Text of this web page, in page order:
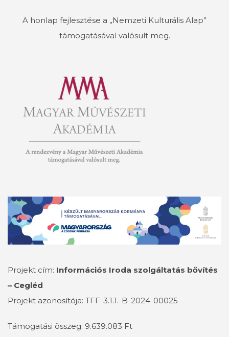
A honlap fejlesztése a „Nemzeti Kulturális Alap”
támogatásával valósult meg.
Projekt cím: Információs Iroda szolgáltatás bővítés
– Cegléd
Projekt azonosítója: TFF-3.1.1.-B-2024-00025
Támogatási összeg: 9.639.083 Ft